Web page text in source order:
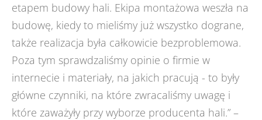
etapem budowy hali. Ekipa montażowa weszła na
budowę, kiedy to mieliśmy już wszystko dograne,
także realizacja była całkowicie bezproblemowa.
Poza tym sprawdzaliśmy opinie o firmie w
internecie i materiały, na jakich pracują - to były
główne czynniki, na które zwracaliśmy uwagę i
które zaważyły przy wyborze producenta hali.” –